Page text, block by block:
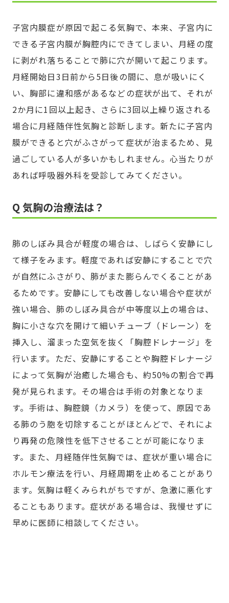
子宮内膜症が原因で起こる気胸で、本来、子宮内に
できる子宮内膜が胸腔内にできてしまい、月経の度
に剥がれ落ちることで肺に穴が開いて起こります。
月経開始日3日前から5日後の間に、息が吸いにく
い、胸部に違和感があるなどの症状が出て、それが
2か月に1回以上起き、さらに3回以上繰り返される
場合に月経随伴性気胸と診断します。新たに子宮内
膜ができると穴がふさがって症状が治まるため、見
過ごしている人が多いかもしれません。心当たりが
あれば呼吸器外科を受診してみてください。
Q 気胸の治療法は？
肺のしぼみ具合が軽度の場合は、しばらく安静にし
て様子をみます。軽度であれば安静にすることで穴
が自然にふさがり、肺がまた膨らんでくることがあ
るためです。安静にしても改善しない場合や症状が
強い場合、肺のしぼみ具合が中等度以上の場合は、
胸に小さな穴を開けて細いチューブ（ドレーン）を
挿入し、溜まった空気を抜く「胸腔ドレナージ」を
行います。ただ、安静にすることや胸腔ドレナージ
によって気胸が治癒した場合も、約50%の割合で再
発が見られます。その場合は手術の対象となりま
す。手術は、胸腔鏡（カメラ）を使って、原因であ
る肺のう胞を切除することがほとんどで、それによ
り再発の危険性を低下させることが可能になりま
す。また、月経随伴性気胸では、症状が重い場合に
ホルモン療法を行い、月経周期を止めることがあり
ます。気胸は軽くみられがちですが、急激に悪化す
ることもあります。症状がある場合は、我慢せずに
早めに医師に相談してください。